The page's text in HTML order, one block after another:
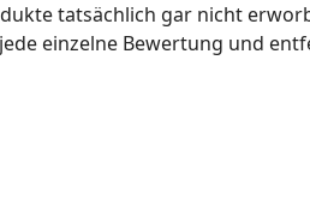
tatsächlich gar nicht
einzelne Bewertung und